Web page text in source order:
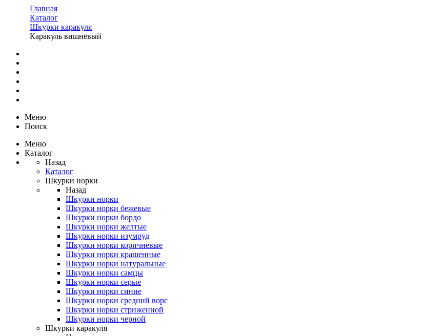
Главная
Каталог
Шкурки каракуля
Каракуль вишневый
Меню
Поиск
Меню
Каталог
Назад
Каталог
Шкурки норки
Назад
Шкурки норки
Шкурки норки бежевые
Шкурки норки бордо
Шкурки норки желтые
Шкурки норки изумруд
Шкурки норки коричневые
Шкурки норки крашенные
Шкурки норки натуральные
Шкурки норки самцы
Шкурки норки серые
Шкурки норки синие
Шкурки норки средний ворс
Шкурки норки стриженной
Шкурки норки черной
Шкурки каракуля